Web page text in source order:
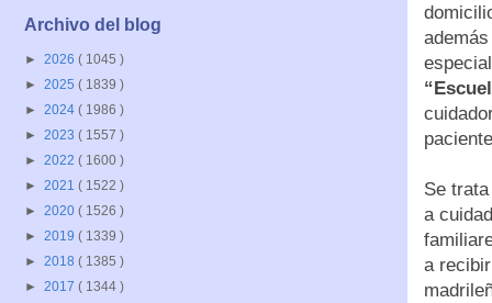
Se
a
a
Archivo del blog
► 2026 ( 1045 )
► 2025 ( 1839 )
► 2024 ( 1986 )
► 2023 ( 1557 )
► 2022 ( 1600 )
► 2021 ( 1522 )
► 2020 ( 1526 )
► 2019 ( 1339 )
► 2018 ( 1385 )
► 2017 ( 1344 )